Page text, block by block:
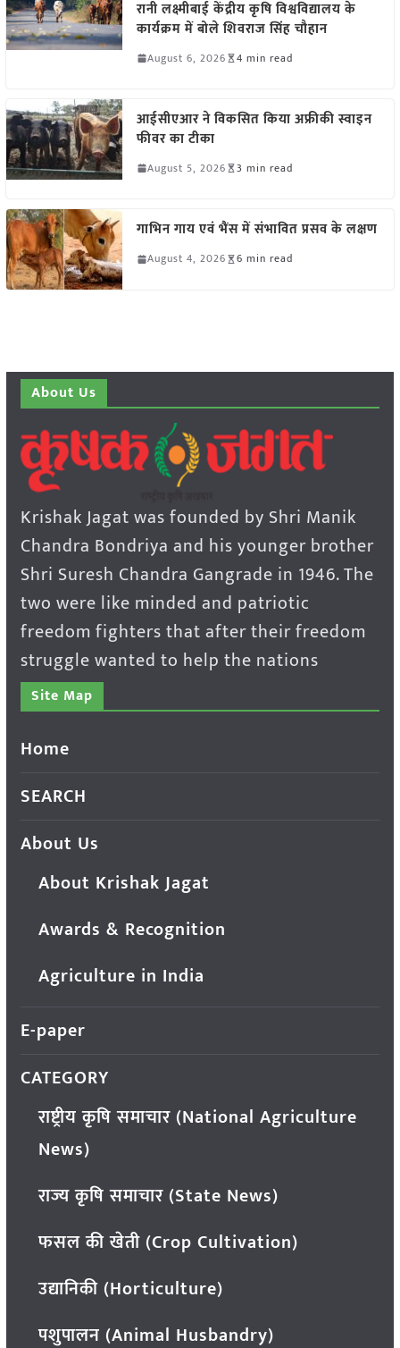
रानी लक्ष्मीबाई केंद्रीय कृषि विश्वविद्यालय के
कार्यक्रम में बोले शिवराज सिंह चौहान
August 6, 2026 4 min read
आईसीएआर ने विकसित किया अफ्रीकी स्वाइन
फीवर का टीका
August 5, 2026 3 min read
गाभिन गाय एवं भैंस में संभावित प्रसव के लक्षण
August 4, 2026 6 min read
About Us
Krishak Jagat was founded by Shri Manik
Chandra Bondriya and his younger brother
Shri Suresh Chandra Gangrade in 1946. The
two were like minded and patriotic
freedom fighters that after their freedom
struggle wanted to help the nations
Site Map
Home
SEARCH
About Us
About Krishak Jagat
Awards & Recognition
Agriculture in India
E-paper
CATEGORY
राष्ट्रीय कृषि समाचार (National Agriculture
News)
राज्य कृषि समाचार (State News)
फसल की खेती (Crop Cultivation)
उद्यानिकी (Horticulture)
पशुपालन (Animal Husbandry)